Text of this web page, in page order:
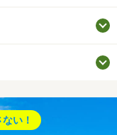
い！